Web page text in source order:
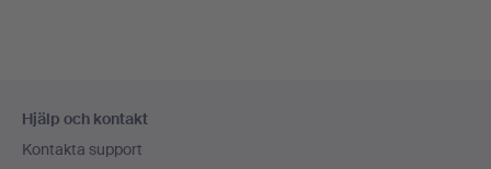
Hjälp och kontakt
Kontakta support